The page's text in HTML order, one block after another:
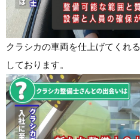
クラシカの車両を仕上げてくれる
しております。